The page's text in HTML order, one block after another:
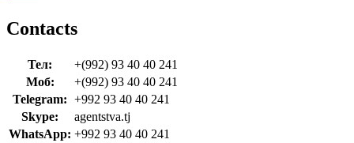
Contacts
Тел:
+(992) 93 40 40 241
Моб:
+(992) 93 40 40 241
Telegram: +992 93 40 40 241
Skype:
agentstva.tj
WhatsApp: +992 93 40 40 241